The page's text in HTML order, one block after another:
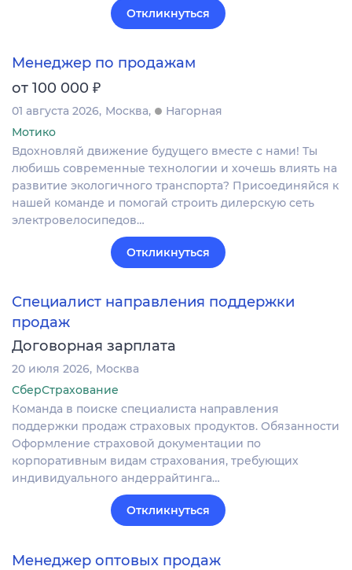
Откликнуться
Менеджер по продажам
от 100 000 ₽
01 августа 2026 Москва
Нагорная
Мотико
Вдохновляй движение будущего вместе с нами! Ты
любишь современные технологии и хочешь влиять на
развитие экологичного транспорта? Присоединяйся к
нашей команде и помогай строить дилерскую сеть
электровелосипедов…
Откликнуться
Специалист направления поддержки
продаж
Договорная зарплата
20 июля 2026 Москва
СберСтрахование
Команда в поиске специалиста направления
поддержки продаж страховых продуктов. Обязанности
Оформление страховой документации по
корпоративным видам страхования, требующих
индивидуального андеррайтинга…
Откликнуться
Менеджер оптовых продаж